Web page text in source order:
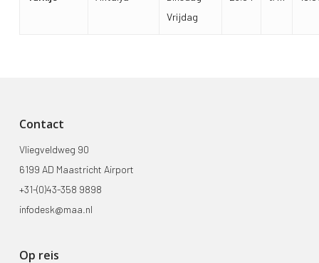
Vrijdag
Contact
Vliegveldweg 90
6199 AD Maastricht Airport
+31-(0)43-358 9898
infodesk@maa.nl
Op reis